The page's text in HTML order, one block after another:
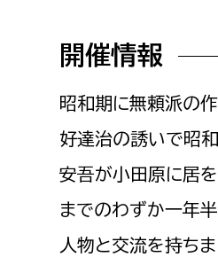
障がい者
傷病者
事業者
地域安全課
人権・男女共同参画課
戸籍住民課
開催情報
昭和期に無頼派の
好達治の誘いで昭
安吾が小田原に居
までのわずか一年
人物と交流を持ち